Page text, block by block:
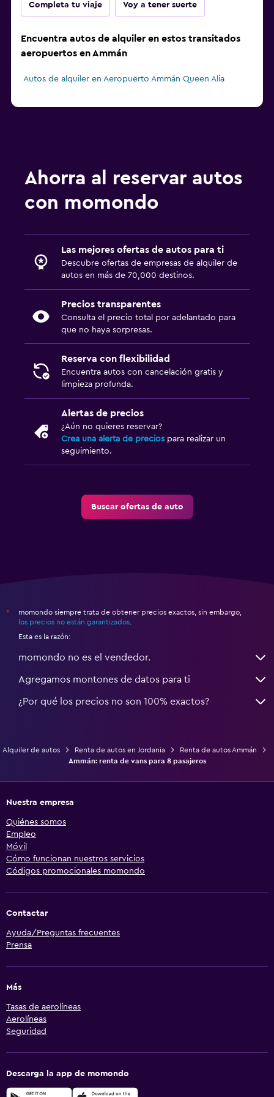
Completa tu viaje Voy a tener suerte
Encuentra autos de alquiler en estos transitados
aeropuertos en Ammán
Autos de alquiler en Aeropuerto Ammán Queen Alia
Ahorra al reservar autos
con momondo
Las mejores ofertas de autos para ti
Descubre ofertas de empresas de alquiler de
autos en más de 70,000 destinos.
Precios transparentes
Consulta el precio total por adelantado para
que no haya sorpresas.
Reserva con flexibilidad
Encuentra autos con cancelación gratis y
limpieza profunda.
Alertas de precios
¿Aún no quieres reservar?
Crea una alerta de precios para realizar un
seguimiento.
Buscar ofertas de auto
*
momondo siempre trata de obtener precios exactos, sin embargo,
los precios no están garantizados
Esta es la razón:
momondo no es el vendedor.
Agregamos montones de datos para ti
¿Por qué los precios no son 100% exactos?
Alquiler de autos Renta de autos en Jordania
Renta de autos Ammán
Ammán: renta de vans para 8 pasajeros
Nuestra empresa
Quiénes somos
Empleo
Móvil
Cómo funcionan nuestros servicios
Códigos promocionales momondo
Contactar
Ayuda/Preguntas frecuentes
Prensa
Más
Tasas de aerolíneas
Aerolíneas
Seguridad
Descarga la app de momondo